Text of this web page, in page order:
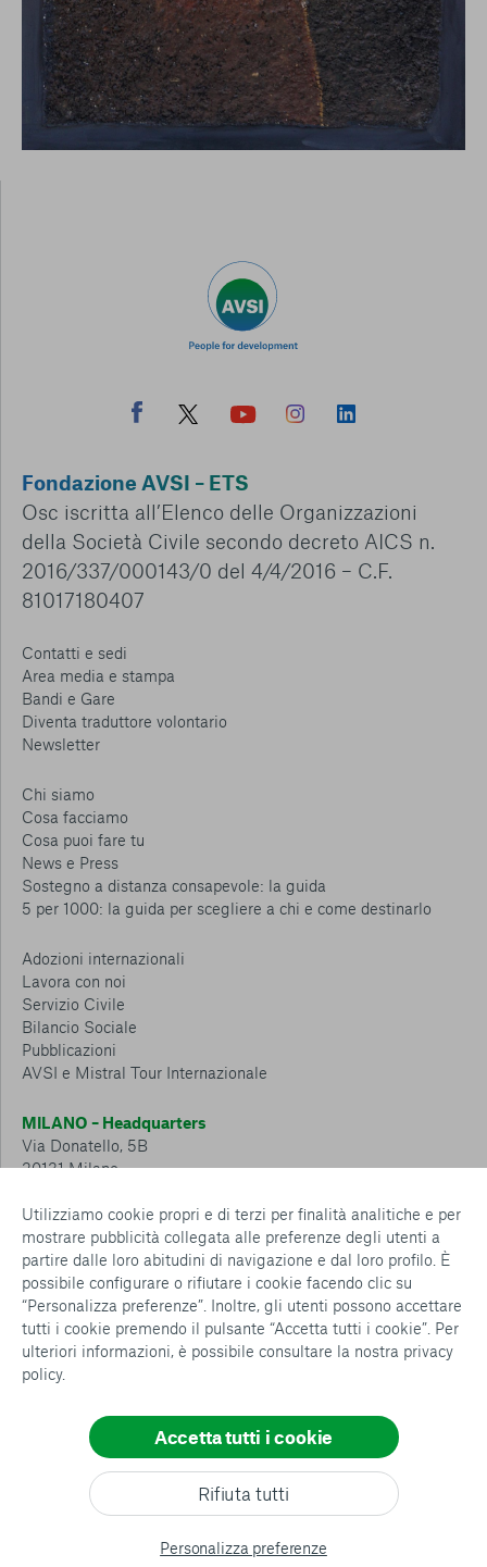
Utilizziamo cookie propri e di terzi per finalità analitiche e per
mostrare pubblicità collegata alle preferenze degli utenti a
partire dalle loro abitudini di navigazione e dal loro profilo. È
possibile configurare o rifiutare i cookie facendo clic su
“Personalizza preferenze”. Inoltre, gli utenti possono accettare
tutti i cookie premendo il pulsante “Accetta tutti i cookie”. Per
ulteriori informazioni, è possibile consultare la nostra privacy
policy.
Personalizza preferenze
Rifiuta tutti
Accetta tutti i cookie
Consenti tutti
Fondazione AVSI – ETS
Osc iscritta all’Elenco delle Organizzazioni
della Società Civile secondo decreto AICS n.
2016/337/000143/0 del 4/4/2016 – C.F.
81017180407
Contatti e sedi
Area media e stampa
Bandi e Gare
Diventa traduttore volontario
Newsletter
Chi siamo
Cosa facciamo
Cosa puoi fare tu
News e Press
Sostegno a distanza consapevole: la guida
5 per 1000: la guida per scegliere a chi e come destinarlo
Adozioni internazionali
Lavora con noi
Servizio Civile
Bilancio Sociale
Pubblicazioni
AVSI e Mistral Tour Internazionale
MILANO – Headquarters
Via Donatello, 5B
20131 Milano
CESENA – Sostegno a distanza
Via Padre Vicinio da Sarsina, 216
47521 Cesena
Tel.: 0547 360 811
Detrazioni e deduzioni fiscali sulle donazioni: cosa sapere e
come usufruirne
Whistleblowing Policy
Privacy policy
Cookie policy
Configurazione Cookies